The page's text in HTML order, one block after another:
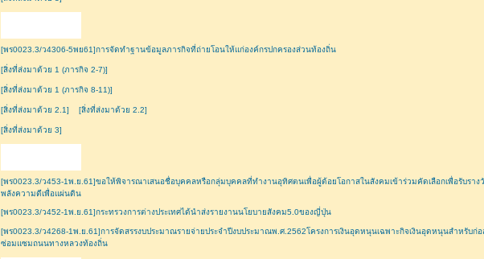
[พร0023.3/ว4306-5พย61]การจัดทำฐานข้อมูลภารกิจที่ถ่ายโอนให้แก่องค์กรปกครองส่วนท้องถิ่น
[สิ่งที่ส่งมาด้วย 1 (ภารกิจ 2-7)]
[สิ่งที่ส่งมาด้วย 1 (ภารกิจ 8-11)]
[สิ่งที่ส่งมาด้วย 2.1] [สิ่งที่ส่งมาด้วย 2.2]
[สิ่งที่ส่งมาด้วย 3]
[พร0023.3/ว453-1พ.ย.61]ขอให้พิจารณาเสนอชื่อบุคคลหรือกลุ่มบุคคลที่ทำงานอุทิศตนเพื่อผู้ด้อยโอกาสในสังคมเข้าร่วมคัดเลือกเพื่อรับราง
พลังความดีเพื่อแผ่นดิน
[พร0023.3/ว452-1พ.ย.61]กระทรวงการต่างประเทศได้นำส่งรายงานนโยบายสังคม5.0ของญี่ปุ่น
[พร0023.3/ว4268-1พ.ย.61]การจัดสรรงบประมาณรายจ่ายประจำปีงบประมาณพ.ศ.2562โครงการเงินอุดหนุนเฉพาะกิจเงินอุดหนุนสำหรับก่อ
ซ่อมแซมถนนทางหลวงท้องถิ่น